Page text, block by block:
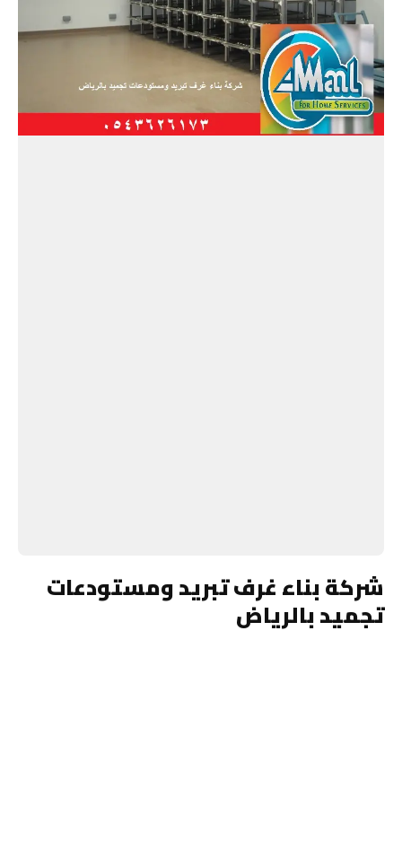
شركة بناء غرف تبريد ومستودعات
تجميد بالرياض